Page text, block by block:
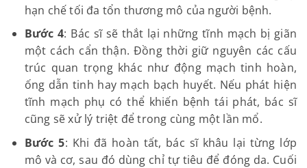
hạn chế tối đa tổn thương mô của người bệnh.
Bước 4: Bác sĩ sẽ thắt lại những tĩnh mạch bị giãn
một cách cẩn thận. Đồng thời giữ nguyên các cấu
trúc quan trọng khác như động mạch tinh hoàn,
ống dẫn tinh hay mạch bạch huyết. Nếu phát hiện
tĩnh mạch phụ có thể khiến bệnh tái phát, bác sĩ
cũng sẽ xử lý triệt để trong cùng một lần mổ.
Bước 5: Khi đã hoàn tất, bác sĩ khâu lại từng lớp
mô và cơ, sau đó dùng chỉ tự tiêu để đóng da. Cuối